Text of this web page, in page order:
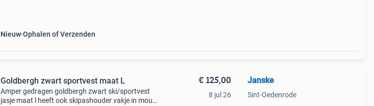
Nieuw Ophalen of Verzenden
Goldbergh zwart sportvest maat L
Amper gedragen goldbergh zwart ski/sportvest
jasje maat l heeft ook skipashouder vakje in mouw
€ 125,00
8 jul 26
Janske
Sint-Oedenrode